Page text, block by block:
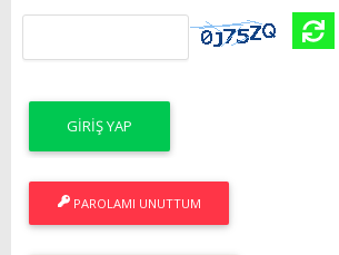
PAROLAMI UNUTTUM